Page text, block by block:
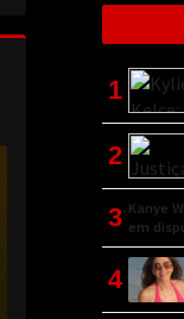
1
2
3 Kanye
em
4